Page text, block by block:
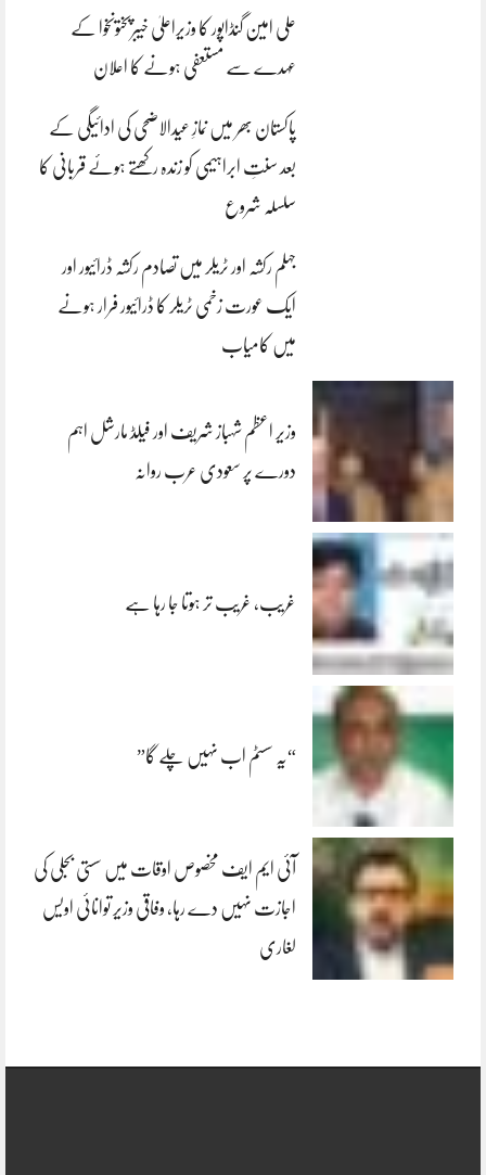
علی امین گنڈاپور کا وزیراعلیٰ خیبرپختونخوا کے
عہدے سے مستعفی ہونے کا اعلان
پاکستان بھر میں نمازِ عیدالاضحی کی ادائیگی کے
بعد سنتِ ابراہیمی کو زندہ رکھتے ہوئے قربانی کا
سلسلہ شروع
جہلم رکشہ اور ٹریلر میں تصادم رکشہ ڈرائیور اور
ایک عورت زخمی ٹریلر کا ڈرائیور فرار ہونے
میں کامیاب
وزیر اعظم شہباز شریف اور فیلڈ مارشل اہم
دورے پر سعودی عرب روانہ
غریب، غریب تر ہوتا جا رہا ہے
“یہ سسٹم اب نہیں چلے گا”
آئی ایم ایف مخصوص اوقات میں سستی بجلی کی
اجازت نہیں دے رہا، وفاقی وزیر توانائی اویس
لغاری